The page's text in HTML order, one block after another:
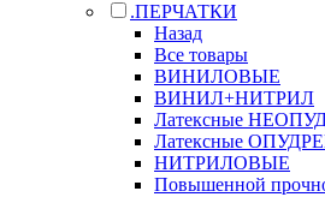
.ПЕРЧАТКИ
Назад
Все товары
ВИНИЛОВЫЕ
ВИНИЛ+НИТРИЛ
Латексные
Латексные
НИТРИЛОВЫЕ
Повышенной